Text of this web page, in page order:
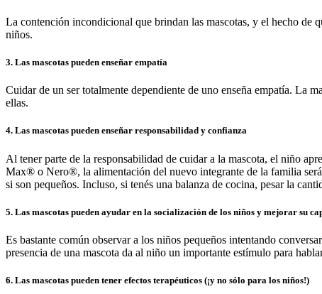
La contención incondicional que brindan las mascotas, y el hecho de
niños.
3. Las mascotas pueden enseñar empatía
Cuidar de un ser totalmente dependiente de uno enseña empatía. La
ellas.
4. Las mascotas pueden enseñar responsabilidad y confianza
Al tener parte de la responsabilidad de cuidar a la mascota, el niño
Max® o Nero®, la alimentación del nuevo integrante de la familia será
si son pequeños. Incluso, si tenés una balanza de cocina, pesar la
5. Las mascotas pueden ayudar en la socialización de los niños y mejorar su
Es bastante común observar a los niños pequeños intentando
presencia de una mascota da al niño un importante estímulo para
6. Las mascotas pueden tener efectos terapéuticos (¡y no sólo para los niños!)